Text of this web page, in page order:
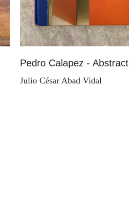
Pedro Calapez - Abstract
Julio César Abad Vidal